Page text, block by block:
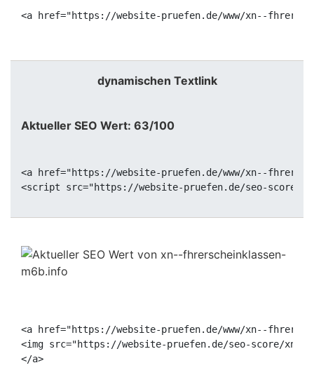
<a href="https://website-pruefen.de/www/xn--
dynamischen Textlink
Aktueller SEO Wert: 63/100
<a href="https://website-pruefen.de/www/xn--
<a href="https://website-pruefen.de/www/xn--
<img src="https://website-pruefen.de/seo-score/xn--